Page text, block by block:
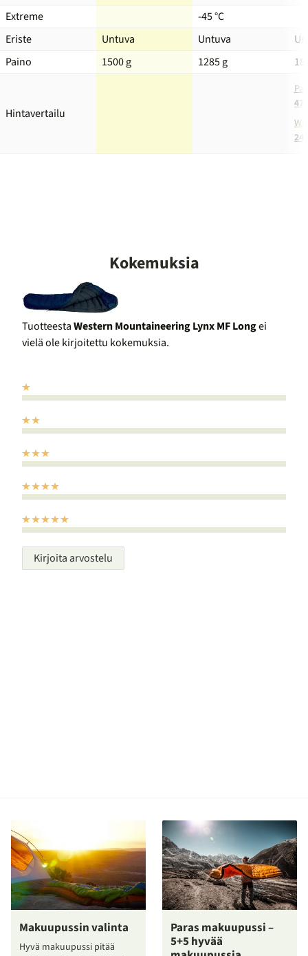
Extreme
-45 °C
Eriste
Untuva Untuva
Paino
1500 g 1285 g
Hintavertailu
Kokemuksia
TuotteestaWestern Mountaineering Lynx MF Longei
vielä ole kirjoitettu kokemuksia.
Kirjoita arvostelu
Makuupussin valinta
Hyvä makuupussi pitää
Paras makuupussi –
5+5 hyvää